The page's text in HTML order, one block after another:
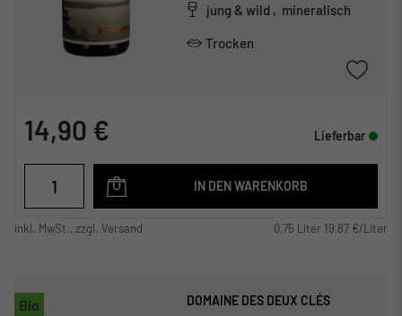
jung & wild , mineralisch
Trocken
14,90 € Lieferbar
IN DEN WARENKORB
inkl. MwSt., zzgl. Versand 0,75 Liter 19,87 €/Liter
Bio DOMAINE DES DEUX CLÉS